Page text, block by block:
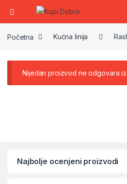
Početna Kućna linija
Nijedan proizvod ne odgovara
Najbolje ocenjeni proizvodi